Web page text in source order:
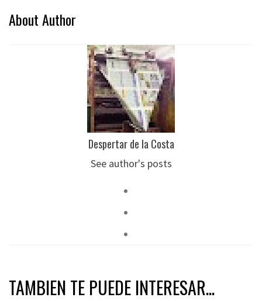
About Author
Despertar de la Costa
See author's posts
TAMBIEN TE PUEDE INTERESAR...